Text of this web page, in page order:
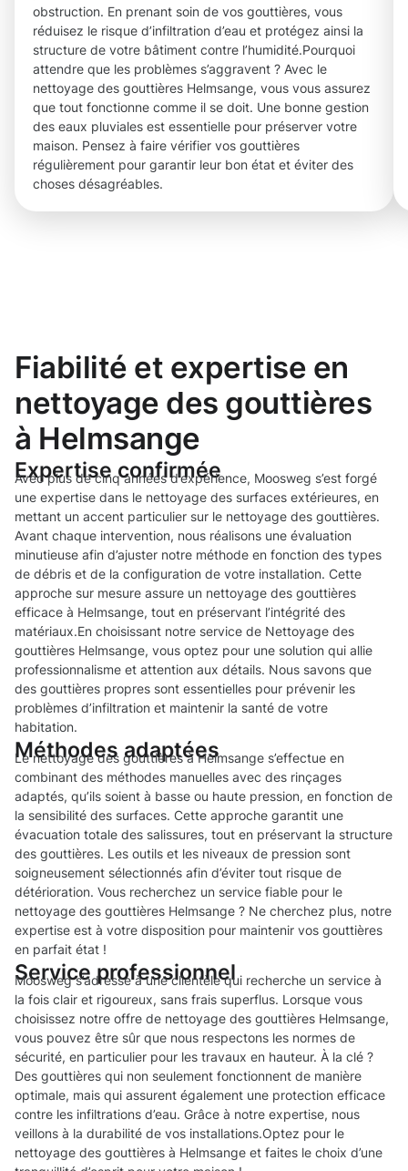
obstruction. En prenant soin de vos gouttières, vous
réduisez le risque d’infiltration d’eau et protégez ainsi la
structure de votre bâtiment contre l’humidité.Pourquoi
attendre que les problèmes s’aggravent ? Avec le
nettoyage des gouttières Helmsange, vous vous assurez
que tout fonctionne comme il se doit. Une bonne gestion
des eaux pluviales est essentielle pour préserver votre
maison. Pensez à faire vérifier vos gouttières
régulièrement pour garantir leur bon état et éviter des
choses désagréables.
Fiabilité et expertise en
nettoyage des gouttières
à Helmsange
Expertise confirmée
Avec plus de cinq années d’expérience, Moosweg s’est forgé
une expertise dans le nettoyage des surfaces extérieures, en
mettant un accent particulier sur le nettoyage des gouttières.
Avant chaque intervention, nous réalisons une évaluation
minutieuse afin d’ajuster notre méthode en fonction des types
de débris et de la configuration de votre installation. Cette
approche sur mesure assure un nettoyage des gouttières
efficace à Helmsange, tout en préservant l’intégrité des
matériaux.En choisissant notre service de Nettoyage des
gouttières Helmsange, vous optez pour une solution qui allie
professionnalisme et attention aux détails. Nous savons que
des gouttières propres sont essentielles pour prévenir les
problèmes d’infiltration et maintenir la santé de votre
habitation.
Méthodes adaptées
Le nettoyage des gouttières à Helmsange s’effectue en
combinant des méthodes manuelles avec des rinçages
adaptés, qu’ils soient à basse ou haute pression, en fonction de
la sensibilité des surfaces. Cette approche garantit une
évacuation totale des salissures, tout en préservant la structure
des gouttières. Les outils et les niveaux de pression sont
soigneusement sélectionnés afin d’éviter tout risque de
détérioration. Vous recherchez un service fiable pour le
nettoyage des gouttières Helmsange ? Ne cherchez plus, notre
expertise est à votre disposition pour maintenir vos gouttières
en parfait état !
Service professionnel
Moosweg s’adresse à une clientèle qui recherche un service à
la fois clair et rigoureux, sans frais superflus. Lorsque vous
choisissez notre offre de nettoyage des gouttières Helmsange,
vous pouvez être sûr que nous respectons les normes de
sécurité, en particulier pour les travaux en hauteur. À la clé ?
Des gouttières qui non seulement fonctionnent de manière
optimale, mais qui assurent également une protection efficace
contre les infiltrations d’eau. Grâce à notre expertise, nous
veillons à la durabilité de vos installations.Optez pour le
nettoyage des gouttières à Helmsange et faites le choix d’une